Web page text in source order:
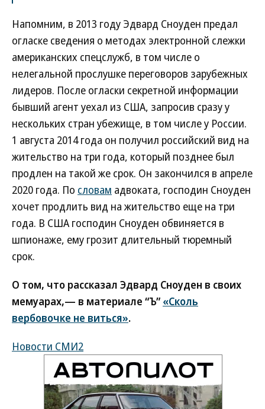
Напомним, в 2013 году Эдвард Сноуден предал
огласке сведения о методах электронной слежки
американских спецслужб, в том числе о
нелегальной прослушке переговоров зарубежных
лидеров. После огласки секретной информации
бывший агент уехал из США, запросив сразу у
нескольких стран убежище, в том числе у России.
1 августа 2014 года он получил российский вид на
жительство на три года, который позднее был
продлен на такой же срок. Он закончился в апреле
2020 года. По словам адвоката, господин Сноуден
хочет продлить вид на жительство еще на три
года. В США господин Сноуден обвиняется в
шпионаже, ему грозит длительный тюремный
срок.
О том, что рассказал Эдвард Сноуден в своих
мемуарах,— в материале “Ъ” «Сколь
вербовочке не виться».
Новости СМИ2